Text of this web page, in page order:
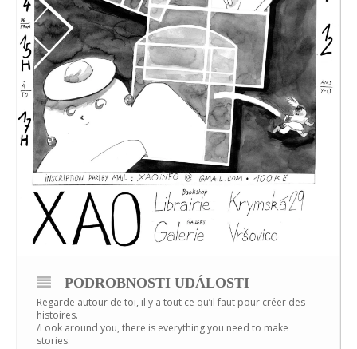
PODROBNOSTI UDÁLOSTI
Regarde autour de toi, il y a tout ce qu’il faut pour créer des
histoires.
/Look around you, there is everything you need to make
stories.